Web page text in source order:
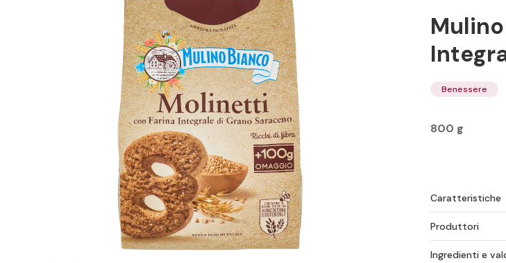
Benessere
800 g
Caratteristiche
Produttori
Ingredienti e